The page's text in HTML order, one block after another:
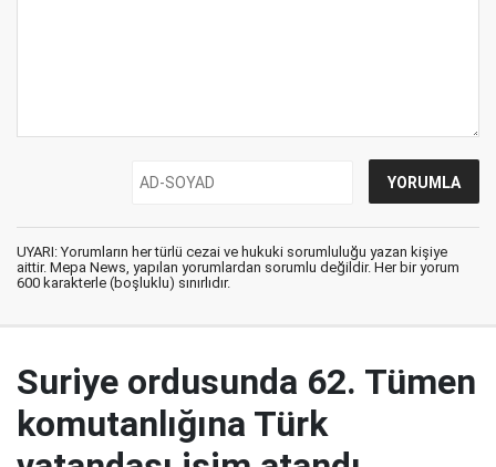
UYARI: Yorumların her türlü cezai ve hukuki sorumluluğu yazan kişiye
aittir. Mepa News, yapılan yorumlardan sorumlu değildir. Her bir yorum
600 karakterle (boşluklu) sınırlıdır.
Suriye ordusunda 62. Tümen
komutanlığına Türk